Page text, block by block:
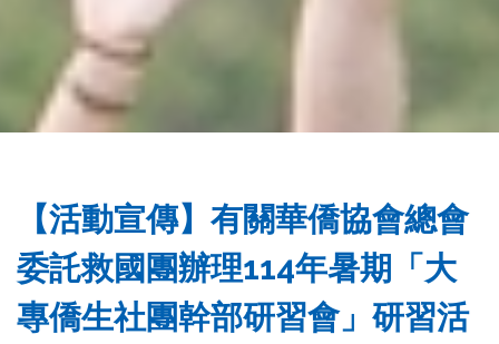
【活動宣傳】有關華僑協會總會
委託救國團辦理114年暑期「大
專僑生社團幹部研習會」研習活